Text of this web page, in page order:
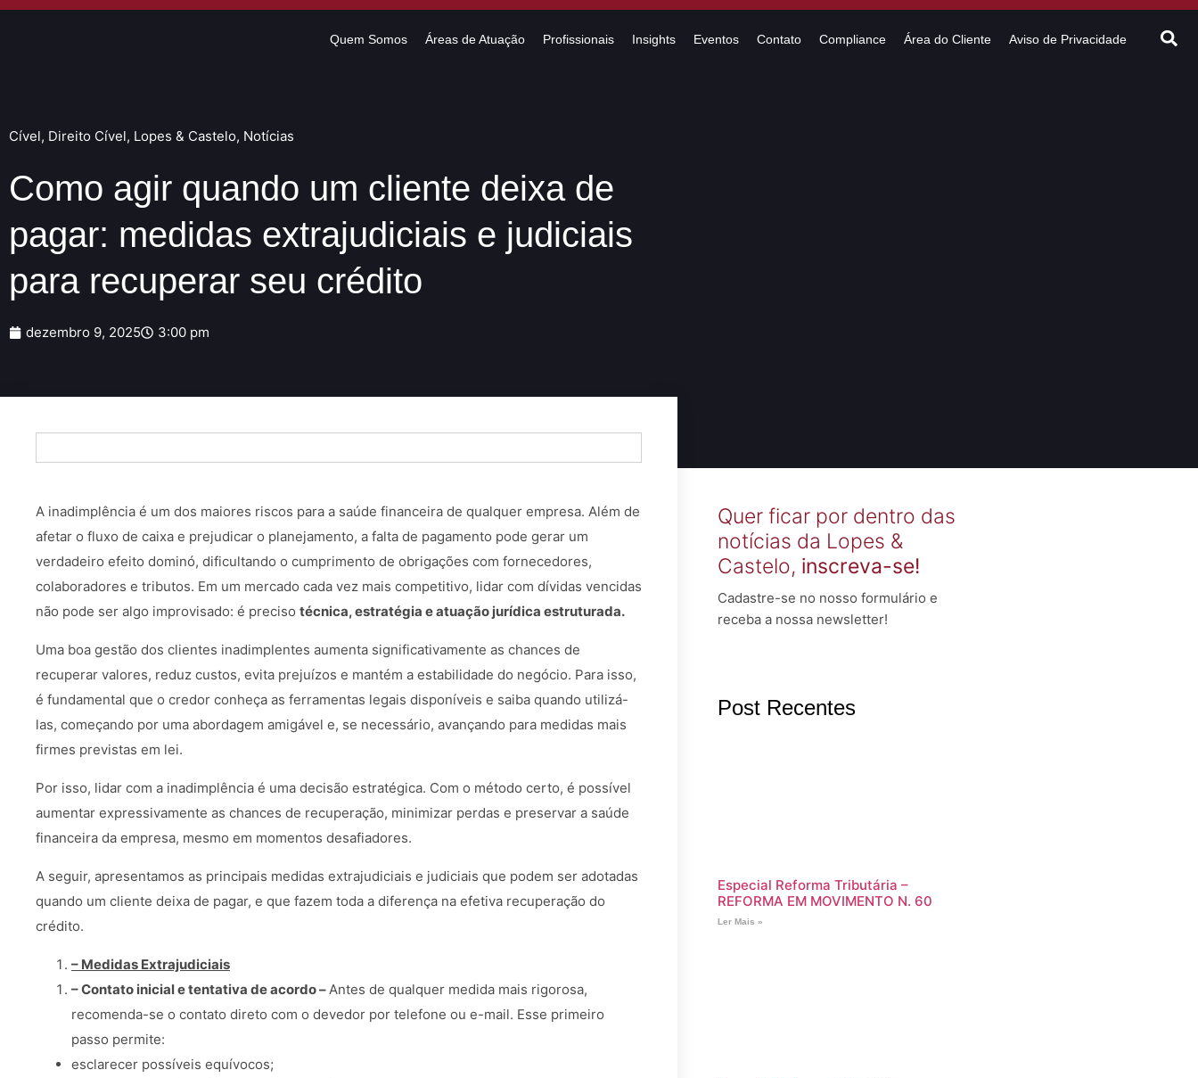
Quem Somos Áreas de Atuação Profissionais Insights Eventos Contato Compliance Área do Cliente Aviso de Privacidade
Cível, Direito Cível, Lopes & Castelo, Notícias
Como agir quando um cliente deixa de
pagar: medidas extrajudiciais e judiciais
para recuperar seu crédito
dezembro 9, 2025 3:00 pm
A inadimplência é um dos maiores riscos para a saúde financeira de qualquer empresa. Além de
afetar o fluxo de caixa e prejudicar o planejamento, a falta de pagamento pode gerar um
verdadeiro efeito dominó, dificultando o cumprimento de obrigações com fornecedores,
colaboradores e tributos. Em um mercado cada vez mais competitivo, lidar com dívidas vencidas
não pode ser algo improvisado: é preciso técnica, estratégia e atuação jurídica estruturada.
Uma boa gestão dos clientes inadimplentes aumenta significativamente as chances de
recuperar valores, reduz custos, evita prejuízos e mantém a estabilidade do negócio. Para isso,
é fundamental que o credor conheça as ferramentas legais disponíveis e saiba quando utilizá-
las, começando por uma abordagem amigável e, se necessário, avançando para medidas mais
firmes previstas em lei.
Por isso, lidar com a inadimplência é uma decisão estratégica. Com o método certo, é possível
aumentar expressivamente as chances de recuperação, minimizar perdas e preservar a saúde
financeira da empresa, mesmo em momentos desafiadores.
A seguir, apresentamos as principais medidas extrajudiciais e judiciais que podem ser adotadas
quando um cliente deixa de pagar, e que fazem toda a diferença na efetiva recuperação do
crédito.
– Medidas Extrajudiciais
– Contato inicial e tentativa de acordo –Antes de qualquer medida mais rigorosa,
recomenda-se o contato direto com o devedor por telefone ou e-mail. Esse primeiro
passo permite:
esclarecer possíveis equívocos;
Quer ficar por dentro das
notícias da Lopes &
Castelo, inscreva-se!
Cadastre-se no nosso formulário e
receba a nossa newsletter!
Post Recentes
Especial Reforma Tributária –
REFORMA EM MOVIMENTO N. 60
Ler Mais »